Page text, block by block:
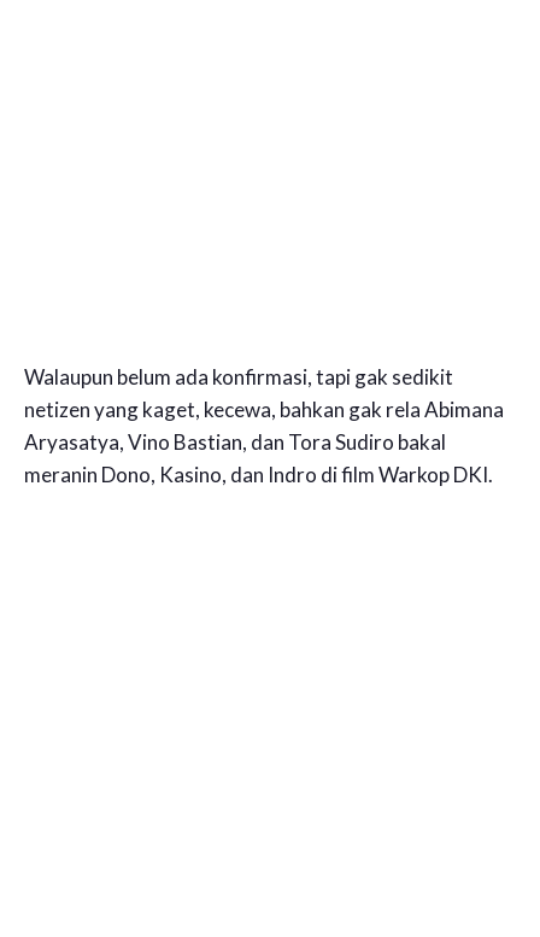
Walaupun belum ada konfirmasi, tapi gak sedikit
netizen yang kaget, kecewa, bahkan gak rela Abimana
Aryasatya, Vino Bastian, dan Tora Sudiro bakal
meranin Dono, Kasino, dan Indro di film Warkop DKI.